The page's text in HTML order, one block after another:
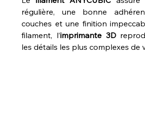
régulière, une bonne
couches et une finition
filament, l’imprimante 3D
les détails les plus complexes de